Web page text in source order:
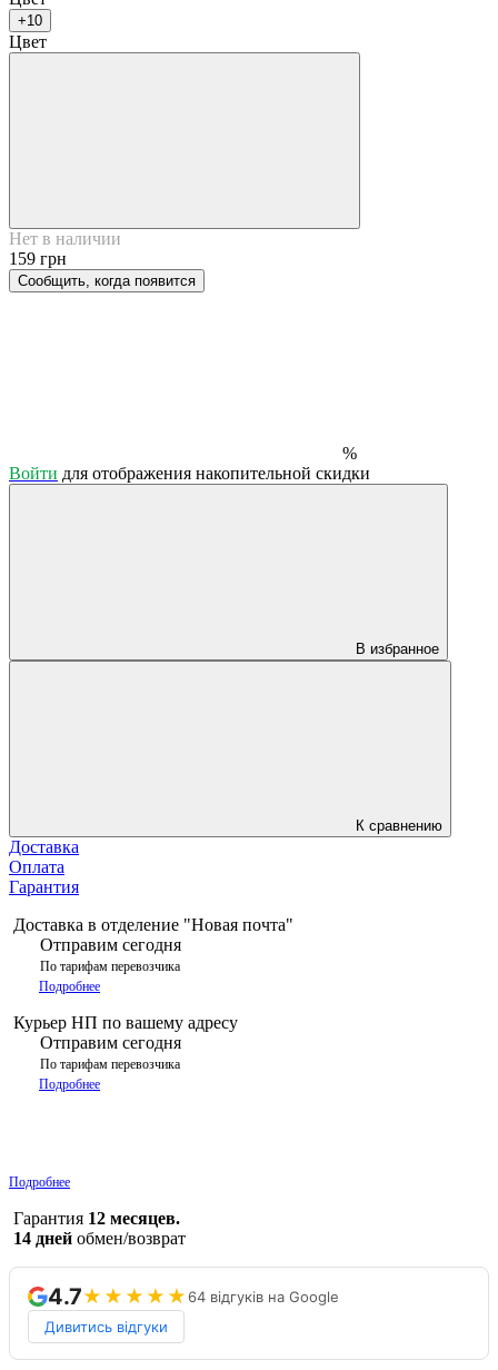
+10
Цвет
Нет в наличии
159 грн
Сообщить, когда появится
%
Войти для отображения накопительной скидки
В избранное
К сравнению
Доставка
Оплата
Гарантия
Доставка в отделение "Новая почта"
Отправим сегодня
По тарифам перевозчика
Подробнее
Курьер НП по вашему адресу
Отправим сегодня
По тарифам перевозчика
Подробнее
Подробнее
Гарантия 12 месяцев.
14 дней обмен/возврат
4.7★★★★★64 відгуків на Google
Дивитись відгуки